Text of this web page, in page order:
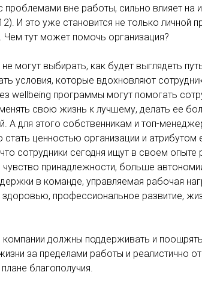
проблемами вне работы, сильно влияет на
И это уже становится не только личной
Чем тут может помочь организация?
могут выбирать, как будет выглядеть
условия, которые вдохновляют
wellbeing программы могут помогать
свою жизнь к лучшему, делать ее
А для этого собственникам и топ-
ценностью организации и атрибутом
сотрудники сегодня ищут в своем
чувство принадлежности, больше
в команде, управляемая рабочая
здоровью, профессиональное развитие,
компании должны поддерживать и
за пределами работы и реалистично
благополучия.